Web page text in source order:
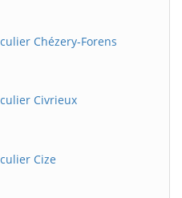
Chézery-Forens
Civrieux
Cize